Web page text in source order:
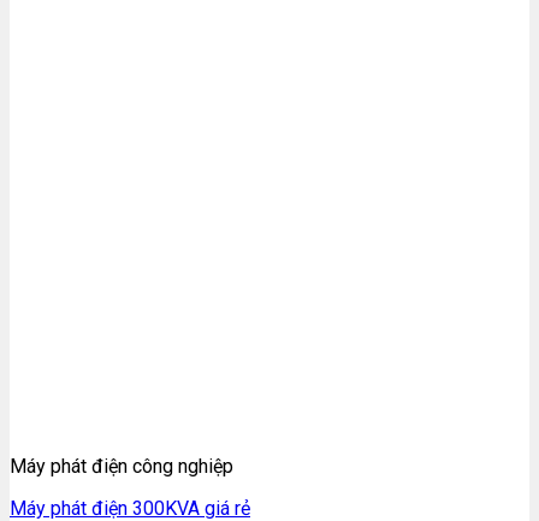
Máy phát điện công nghiệp
Máy phát điện 300KVA giá rẻ